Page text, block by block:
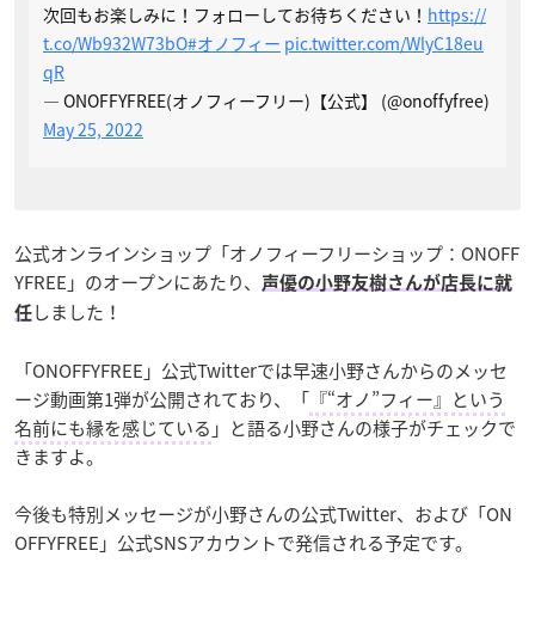
次回もお楽しみに！フォローしてお待ちください！ https://
t.co/Wb932W73bO#オノフィー pic.twitter.com/WlyC18eu
qR
— ONOFFYFREE(オノフィーフリー)【公式】 (@onoffyfree)
May 25, 2022
公式オンラインショップ「オノフィーフリーショップ：ONOFF
YFREE」のオープンにあたり、
声優の小野友樹さんが店長に就
任 しました！
「ONOFFYFREE」公式Twitterでは早速小野さんからのメッセ
ージ動画第1弾が公開されており、「 『“オノ”フィー』という
名前にも縁を感じている 」と語る小野さんの様子がチェックで
きますよ。
今後も特別メッセージが小野さんの公式Twitter、および「ON
OFFYFREE」公式SNSアカウントで発信される予定です。